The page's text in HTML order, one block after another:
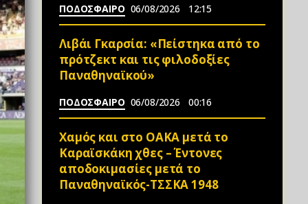
ΠΟΔΟΣΦΑΙΡΟ 06/08/2026 12:15
Λιβάι Γκαρσία: «Πείστηκα από το
πρότζεκτ και τις φιλοδοξίες
Παναθηναϊκού»
ΠΟΔΟΣΦΑΙΡΟ 06/08/2026 00:16
Χαμός και στο ΟΑΚΑ μετά το
Καραϊσκάκη χθες – Έντονες
αποδοκιμασίες μετά το
Παναθηναϊκός-ΤΣΣΚΑ 1948